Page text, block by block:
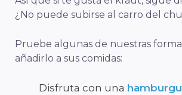
¿No puede subirse al carro del
Pruebe algunas de nuestras
añadirlo a sus comidas:
Disfruta con una